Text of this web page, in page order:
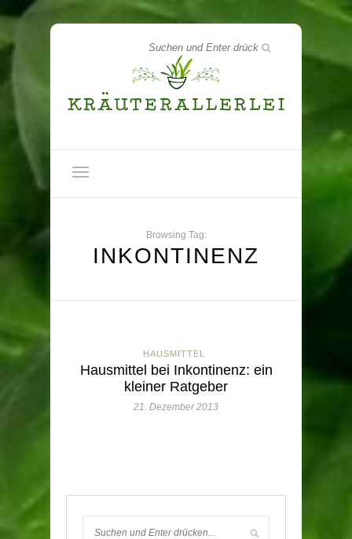
Browsing Tag:
INKONTINENZ
HAUSMITTEL
Hausmittel bei Inkontinenz: ein
kleiner Ratgeber
21. Dezember 2013